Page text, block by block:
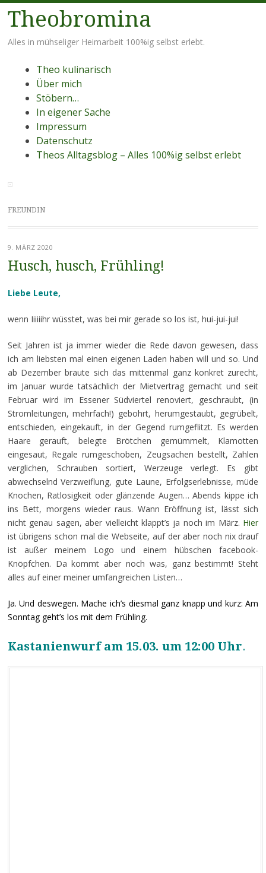
Theobromina
Alles in mühseliger Heimarbeit 100%ig selbst erlebt.
Menü
Zum
Inhalt
springen
Theo kulinarisch
Über mich
Stöbern…
In eigener Sache
Impressum
Datenschutz
Theos Alltagsblog – Alles 100%ig selbst erlebt
FREUNDIN
9. MÄRZ 2020
Husch, husch, Frühling!
Liebe Leute,
wenn Iiiiiihr wüsstet, was bei mir gerade so los ist, hui-jui-jui!
Seit Jahren ist ja immer wieder die Rede davon gewesen, dass
ich am liebsten mal einen eigenen Laden haben will und so. Und
ab Dezember braute sich das mittenmal ganz konkret zurecht,
im Januar wurde tatsächlich der Mietvertrag gemacht und seit
Februar wird im Essener Südviertel renoviert, geschraubt, (in
Stromleitungen, mehrfach!) gebohrt, herumgestaubt, gegrübelt,
entschieden, eingekauft, in der Gegend rumgeflitzt. Es werden
Haare gerauft, belegte Brötchen gemümmelt, Klamotten
eingesaut, Regale rumgeschoben, Zeugsachen bestellt, Zahlen
verglichen, Schrauben sortiert, Werzeuge verlegt. Es gibt
abwechselnd Verzweiflung, gute Laune, Erfolgserlebnisse, müde
Knochen, Ratlosigkeit oder glänzende Augen… Abends kippe ich
ins Bett, morgens wieder raus. Wann Eröffnung ist, lässt sich
nicht genau sagen, aber vielleicht klappt’s ja noch im März. Hier
ist übrigens schon mal die Webseite, auf der aber noch nix drauf
ist außer meinem Logo und einem hübschen facebook-
Knöpfchen. Da kommt aber noch was, ganz bestimmt! Steht
alles auf einer meiner umfangreichen Listen…
Ja. Und deswegen. Mache ich’s diesmal ganz knapp und kurz: Am
Sonntag geht’s los mit dem Frühling.
Kastanienwurf am 15.03. um 12:00 Uhr.